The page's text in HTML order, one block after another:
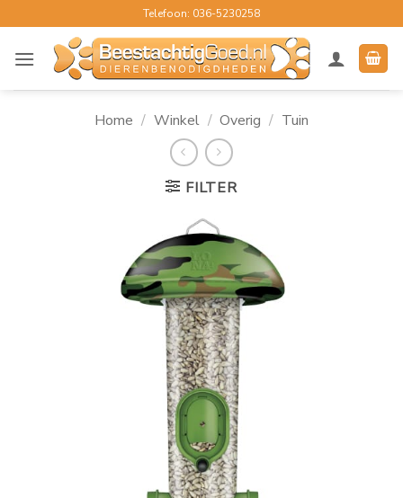
naar
inhoud
Telefoon: 036-5230258
Home / Winkel / Overig / Tuin
FILTER